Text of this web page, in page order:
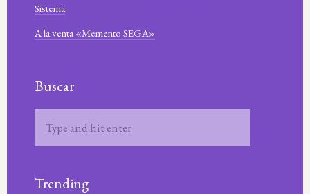
Sistema
A la venta «Memento SEGA»
Buscar
Trending